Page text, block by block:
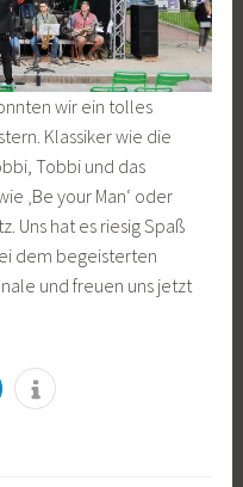
wir ein tolles
Klassiker wie die
Tobbi und das
‚Be your Man‘ oder
Uns hat es riesig Spaß
dem begeisterten
und freuen uns jetzt